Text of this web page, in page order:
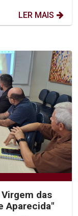
LER MAIS
das
Aparecida"